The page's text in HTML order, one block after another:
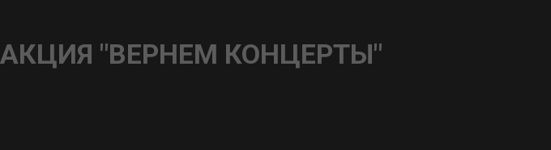
АКЦИЯ "ВЕРНЕМ КОНЦЕРТЫ"